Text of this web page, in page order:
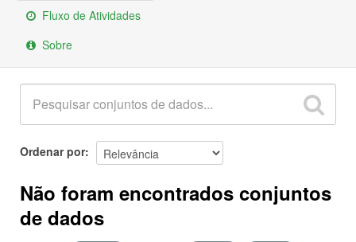
Fluxo de Atividades
Sobre
Ordenar por
Não foram encontrados conjuntos
de dados